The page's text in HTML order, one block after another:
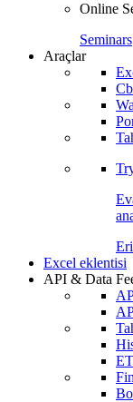
Online
Seminars
Araçlar
Excel eklentisi
API & Data